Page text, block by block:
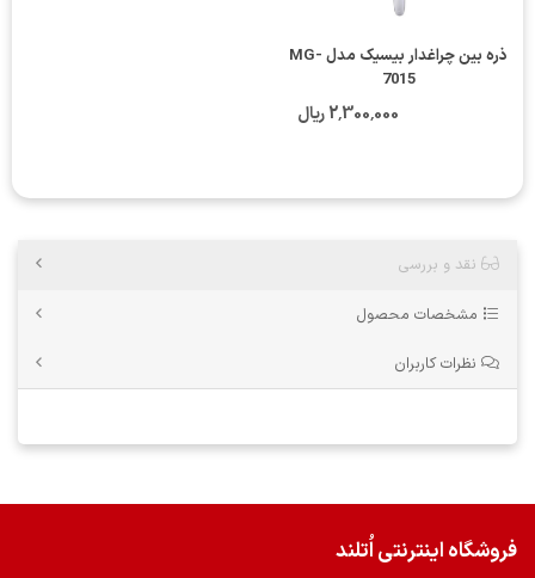
ذره بین چراغدار بیسیک مدل MG-
7015
2٬300٬000 ریال
نقد و بررسی
مشخصات محصول
نظرات کاربران
فروشگاه اینترنتی اُتلند